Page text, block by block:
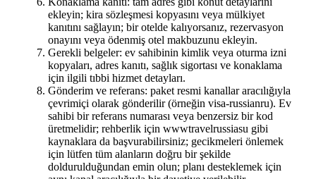
ekleyin; kira sözleşmesi kopyasını veya mülkiyet
kanıtını sağlayın; bir otelde kalıyorsanız, rezervasyon
onayını veya ödenmiş otel makbuzunu ekleyin.
Gerekli belgeler: ev sahibinin kimlik veya oturma izni
kopyaları, adres kanıtı, sağlık sigortası ve konaklama
için ilgili tıbbi hizmet detayları.
Gönderim ve referans: paket resmi kanallar aracılığıyla
çevrimiçi olarak gönderilir (örneğin visa-russianru). Ev
sahibi bir referans numarası veya benzersiz bir kod
üretmelidir; rehberlik için wwwtravelrussiasu gibi
kaynaklara da başvurabilirsiniz; gecikmeleri önlemek
için lütfen tüm alanların doğru bir şekilde
doldurulduğundan emin olun; planı desteklemek için